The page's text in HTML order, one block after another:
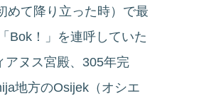
めて降り立った時）で最
Bok！」を連呼していた
アヌス宮殿、305年完
地方のOsijek（オシエ